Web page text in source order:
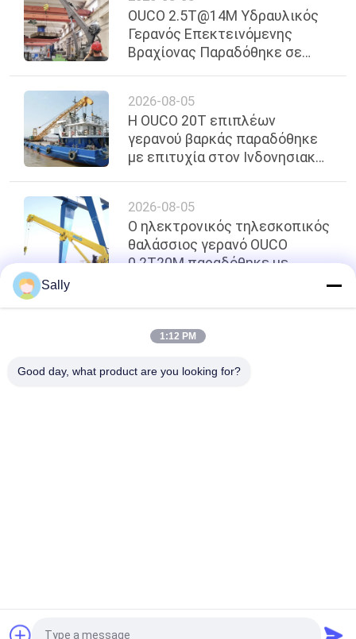
OUCO 2.5T@14M Υδραυλικός
Γερανός Επεκτεινόμενης
Βραχίονας Παραδόθηκε σε
2026-08-05
Η OUCO 20T επιπλέων
γερανού βαρκάς παραδόθηκε
με επιτυχία στον Ινδονησιακό
θάλασσα
2026-08-05
Ο ηλεκτρονικός τηλεσκοπικός
θαλάσσιος γερανό OUCO
0.2T20M παραδόθηκε με
κορυφή
Sally
1:12 PM
Good day, what product are you looking for?